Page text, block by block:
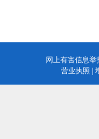
网上有害信息
营业执照